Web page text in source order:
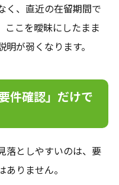
く、直近の在留期間で
ここを曖昧にしたまま
が弱くなります。
件確認」だけで
落としやすいのは、要
りません。